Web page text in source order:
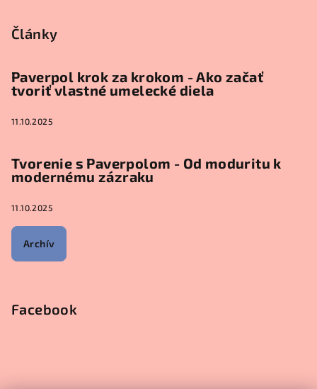
Články
Paverpol krok za krokom - Ako začať
tvoriť vlastné umelecké diela
11.10.2025
Tvorenie s Paverpolom - Od moduritu k
modernému zázraku
11.10.2025
Archív
Facebook